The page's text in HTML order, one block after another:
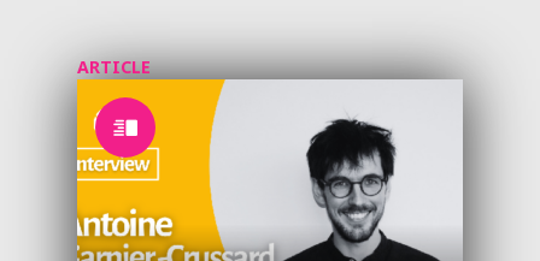
ARTICLE